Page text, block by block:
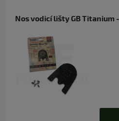
Nos vodicí lišty GB Titanium -